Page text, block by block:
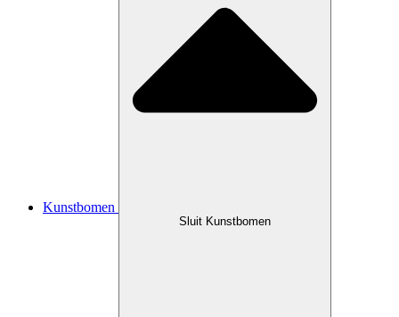
Kunstbomen
Sluit Kunstbomen